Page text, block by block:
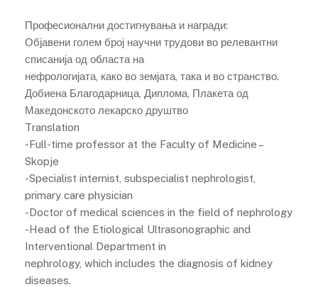
Професионални достигнувања и награди:
Објавени голем број научни трудови во релевантни
списанија од областа на
нефрологијата, како во земјата, така и во странство.
Добиена Благодарница, Диплома, Плакета од
Македонското лекарско друштво
Translation
-Full-time professor at the Faculty of Medicine –
Skopje
-Specialist internist, subspecialist nephrologist,
primary care physician
-Doctor of medical sciences in the field of nephrology
-Head of the Etiological Ultrasonographic and
Interventional Department in
nephrology, which includes the diagnosis of kidney
diseases.